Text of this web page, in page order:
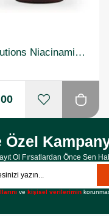
The Purest Solutions Niacinamide 5% + Zinc Pca 1% Gözenek Sıkılaştırıcı Yüz Serumu 30 ml 2 Adet
Özel
Ol Fırsatlardan Önce Sen
vekişisel verilerimin